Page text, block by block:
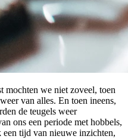
mochten we niet zoveel, toen
van alles. En toen ineens,
de teugels weer
ons een periode met hobbels,
tijd van nieuwe inzichten,